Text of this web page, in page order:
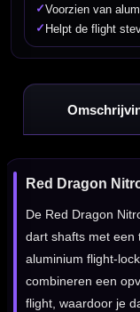
✓Voorzien van
✓ Helpt de flight
Red Dragon
De Red Dragon
dart shafts met een
aluminium flight-
combineren een
flight, waardoor je